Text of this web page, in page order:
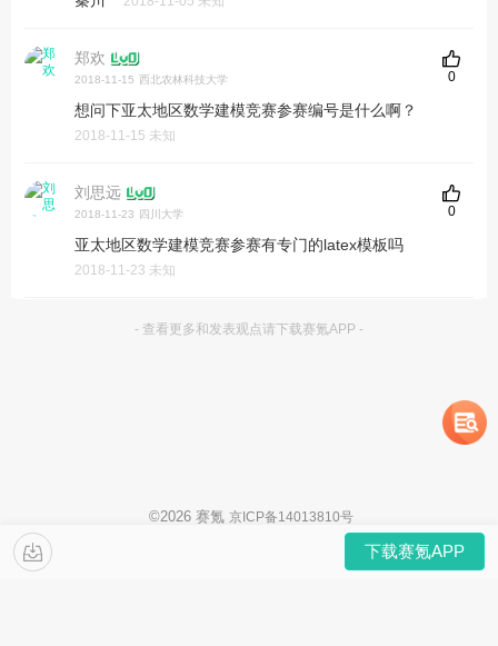
郑欢
2018-11-15 西北农林科技大学
2018-11-15 未知
0
刘思远
2018-11-23 四川大学
2018-11-23 未知
0
- 查看更多和发表观点请下载赛氪APP -
下载赛氪APP
©2026 赛氪 京ICP备14013810号